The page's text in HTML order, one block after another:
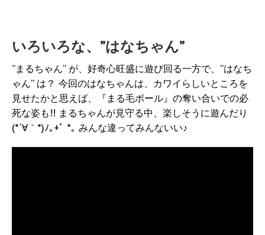
いろいろな、”はなちゃん”
”まるちゃん” が、好奇心旺盛に遊び回る一方で、”はなち
ゃん” は？ 今回のはなちゃんは、カワイらしいところを
見せたかと思えば、『まる毛ボール』の奪い合いでの必
死な姿も!! まるちゃんが見守る中、楽しそうに遊んだり
(*´∀｀*)ﾉ｡+ﾟ *｡ みんな違ってみんないい♪